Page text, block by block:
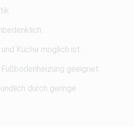
Küche möglich ist.
geeignet
durch geringe